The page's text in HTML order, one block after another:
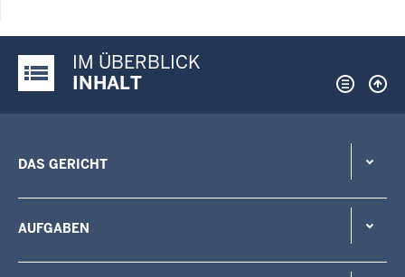
Justiz-Portal im Überblick:
IM ÜBERBLICK
INHALT
DAS GERICHT
AUFGABEN